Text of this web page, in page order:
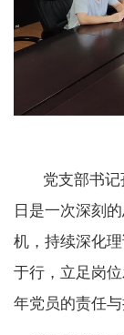
党支部书
日是一次深刻
机，持续深化
于行，立足岗
年党员的责任与